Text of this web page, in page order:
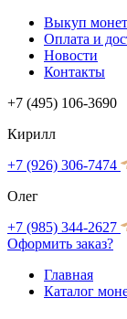
Выкуп монет
Оплата и
Новости
Контакты
+7 (495) 106-3690
Кирилл
+7 (926) 306-7474
Олег
+7 (985) 344-2627
Оформить заказ?
Главная
Каталог